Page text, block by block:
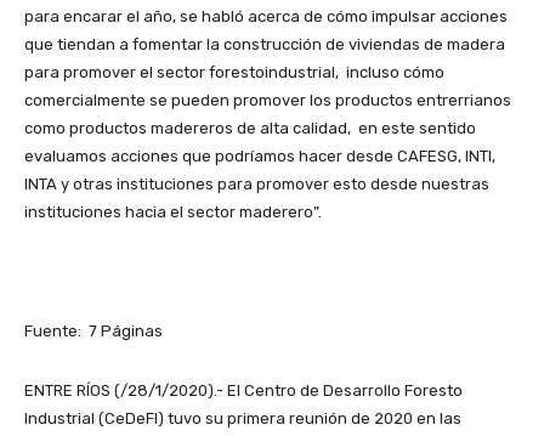
para encarar el año, se habló acerca de cómo impulsar acciones
que tiendan a fomentar la construcción de viviendas de madera
para promover el sector forestoindustrial, incluso cómo
comercialmente se pueden promover los productos entrerrianos
como productos madereros de alta calidad, en este sentido
evaluamos acciones que podríamos hacer desde CAFESG, INTI,
INTA y otras instituciones para promover esto desde nuestras
instituciones hacia el sector maderero”.
Fuente: 7 Páginas
ENTRE RÍOS (/28/1/2020).- El Centro de Desarrollo Foresto
Industrial (CeDeFI) tuvo su primera reunión de 2020 en las